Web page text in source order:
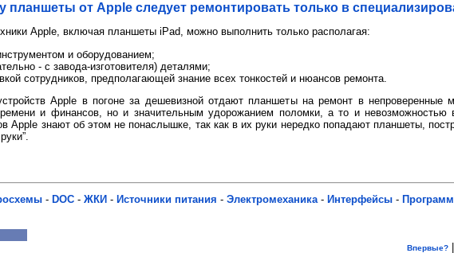
планшеты от Apple следует ремонтировать только в
Apple, включая планшеты iPad, можно выполнить только располагая:
и оборудованием;
- с завода-изготовителя) деталями;
сотрудников, предполагающей знание всех тонкостей и нюансов ремонта.
Apple в погоне за дешевизной отдают планшеты на ремонт в непроверенные
и финансов, но и значительным удорожанием поломки, а то и невозможностью
Apple знают об этом не понаслышке, так как в их руки нередко попадают планшеты,
- DOC - ЖКИ - Источники питания - Электромеханика - Интерфейсы -
Впервые?